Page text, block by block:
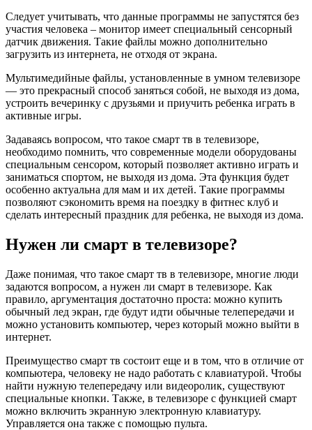
Следует учитывать, что данные программы не запустятся без
участия человека – монитор имеет специальный сенсорный
датчик движения. Такие файлы можно дополнительно
загрузить из интернета, не отходя от экрана.
Мультимедийные файлы, установленные в умном телевизоре
— это прекрасный способ заняться собой, не выходя из дома,
устроить вечеринку с друзьями и приучить ребенка играть в
активные игры.
Задаваясь вопросом, что такое смарт тв в телевизоре,
необходимо помнить, что современные модели оборудованы
специальным сенсором, который позволяет активно играть и
заниматься спортом, не выходя из дома. Эта функция будет
особенно актуальна для мам и их детей. Такие программы
позволяют сэкономить время на поездку в фитнес клуб и
сделать интересный праздник для ребенка, не выходя из дома.
Нужен ли смарт в телевизоре?
Даже понимая, что такое смарт тв в телевизоре, многие люди
задаются вопросом, а нужен ли смарт в телевизоре. Как
правило, аргументация достаточно проста: можно купить
обычный лед экран, где будут идти обычные телепередачи и
можно установить компьютер, через который можно выйти в
интернет.
Преимущество смарт тв состоит еще и в том, что в отличие от
компьютера, человеку не надо работать с клавиатурой. Чтобы
найти нужную телепередачу или видеоролик, существуют
специальные кнопки. Также, в телевизоре с функцией смарт
можно включить экранную электронную клавиатуру.
Управляется она также с помощью пульта.